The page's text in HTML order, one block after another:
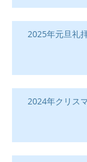
2025年元旦礼
2024年クリス